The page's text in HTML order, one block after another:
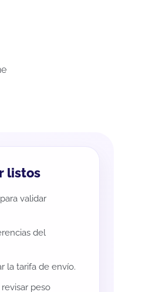
listos
validar
del
la tarifa de envío.
peso